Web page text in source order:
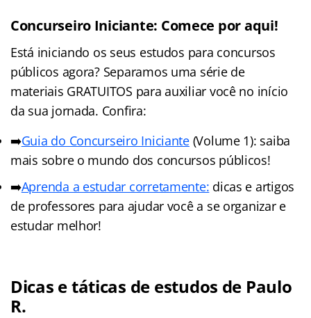
Concurseiro Iniciante: Comece por aqui!
Está iniciando os seus estudos para concursos
públicos agora? Separamos uma série de
materiais GRATUITOS para auxiliar você no início
da sua jornada. Confira:
➡️Guia do Concurseiro Iniciante(Volume 1): saiba
mais sobre o mundo dos concursos públicos!
➡️Aprenda a estudar corretamente: dicas e artigos
de professores para ajudar você a se organizar e
estudar melhor!
Dicas e táticas de estudos de Paulo
R.